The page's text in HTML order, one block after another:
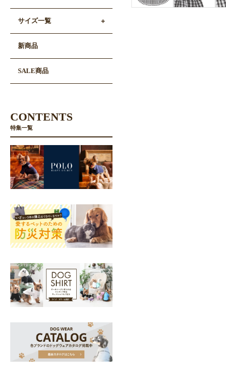
サイズ一覧
新商品
SALE商品
CONTENTS
特集一覧